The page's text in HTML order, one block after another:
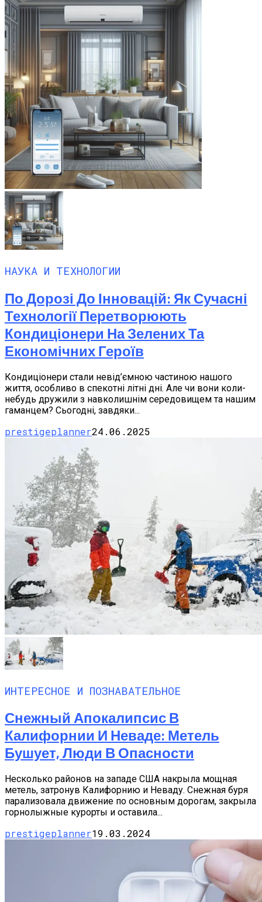
НАУКА И ТЕХНОЛОГИИ
По Дорозі До Інновацій: Як Сучасні
Технології Перетворюють
Кондиціонери На Зелених Та
Економічних Героїв
Кондиціонери стали невід’ємною частиною нашого
життя, особливо в спекотні літні дні. Але чи вони коли-
небудь дружили з навколишнім середовищем та нашим
гаманцем? Сьогодні, завдяки...
prestigeplanner24.06.2025
ИНТЕРЕСНОЕ И ПОЗНАВАТЕЛЬНОЕ
Снежный Апокалипсис В
Калифорнии И Неваде: Метель
Бушует, Люди В Опасности
Несколько районов на западе США накрыла мощная
метель, затронув Калифорнию и Неваду. Снежная буря
парализовала движение по основным дорогам, закрыла
горнолыжные курорты и оставила...
prestigeplanner19.03.2024